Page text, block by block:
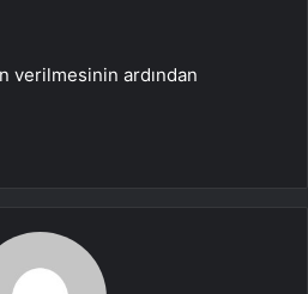
verilmesinin ardından